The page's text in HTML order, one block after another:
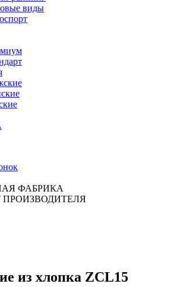
виды
ФАБРИКА
из хлопка ZCL15